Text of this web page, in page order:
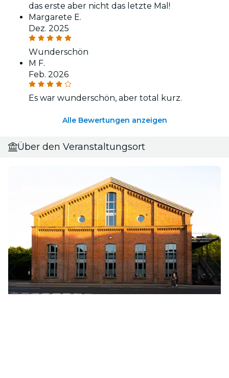
das erste aber nicht das letzte Mal!
Margarete E.
Dez. 2025
Wunderschön
M F.
Feb. 2026
Es war wunderschön, aber total kurz.
Alle Bewertungen anzeigen
Über den Veranstaltungsort